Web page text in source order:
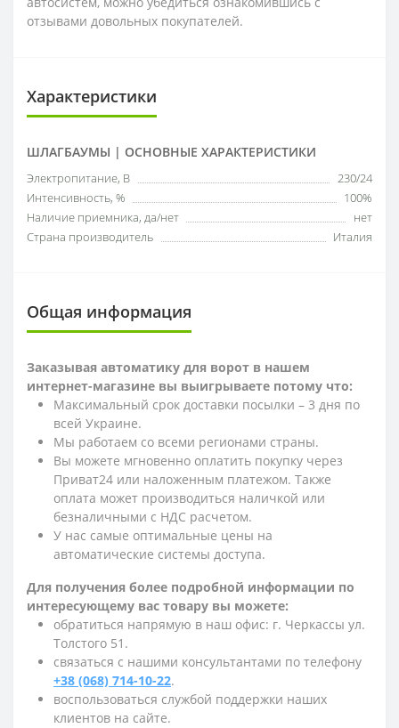
отзывами довольных покупателей.
Характеристики
ШЛАГБАУМЫ | ОСНОВНЫЕ ХАРАКТЕРИСТИКИ
Электропитание, В
230/24
Интенсивность, %
100%
Наличие приемника, да/нет
нет
Страна производитель
Италия
Общая информация
Заказывая автоматику для ворот в нашем
интернет-магазине вы выигрываете потому что:
Максимальный срок доставки посылки – 3 дня по
всей Украине.
Мы работаем со всеми регионами страны.
Вы можете мгновенно оплатить покупку через
Приват24 или наложенным платежом. Также
оплата может производиться наличкой или
безналичными с НДС расчетом.
У нас самые оптимальные цены на
автоматические системы доступа.
Для получения более подробной информации по
интересующему вас товару вы можете:
обратиться напрямую в наш офис: г. Черкассы ул.
Толстого 51.
связаться с нашими консультантами по телефону
+38 (068) 714-10-22.
воспользоваться службой поддержки наших
клиентов на сайте.